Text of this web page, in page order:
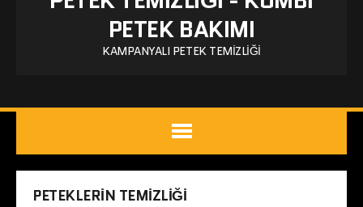
PETEK BAKIMI
KAMPANYALI PETEK TEMIZLIĞI
PETEKLERIN TEMIZLIĞI